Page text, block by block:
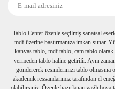
Tablo Center özenle seçilmiş sanatsal
mdf üzerine bastırmanıza imkan sunar.
kanvas tablo, mdf tablo, cam tablo olarak
vermeden tablo haline getirilir. Aynı
göndererek resimlerinizi tablo olmasına
akademik ressamlarımız tarafından el